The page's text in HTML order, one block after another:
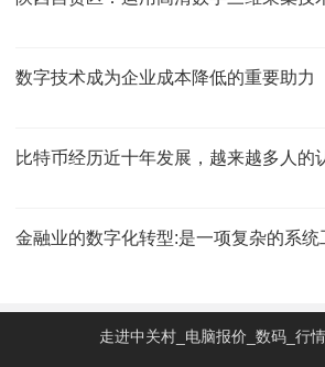
数字技术成为企业成本降低的重要助力
比特币经历近十年发展，越来越多人的
金融业的数字化转型:是一项复杂的系统
走进中关村_电脑报价_数码_行